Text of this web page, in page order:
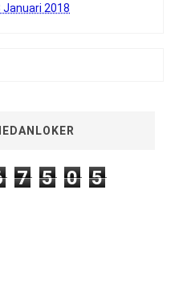
Januari 2018
7 5 0 5